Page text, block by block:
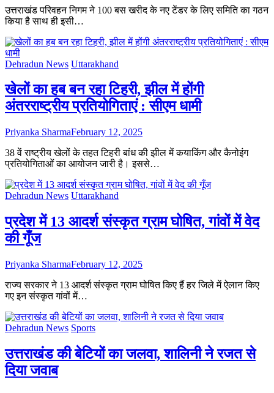
उत्तराखंड परिवहन निगम ने 100 बस खरीद के नए टेंडर के लिए समिति का गठन
किया है साथ ही इसी…
Dehradun News Uttarakhand
खेलों का हब बन रहा टिहरी, झील में होंगी
अंतरराष्ट्रीय प्रतियोगिताएं : सीएम धामी
Priyanka SharmaFebruary 12, 2025
38 वें राष्ट्रीय खेलों के तहत टिहरी बांध की झील में कयाकिंग और कैनोइंग
प्रतियोगिताओं का आयोजन जारी है। इससे…
Dehradun News Uttarakhand
प्रदेश में 13 आदर्श संस्कृत ग्राम घोषित, गांवों में वेद
की गूँज
Priyanka SharmaFebruary 12, 2025
राज्य सरकार ने 13 आदर्श संस्कृत ग्राम घोषित किए हैं हर जिले में ऐलान किए
गए इन संस्कृत गांवों में…
Dehradun News Sports
उत्तराखंड की बेटियों का जलवा, शालिनी ने रजत से
दिया जवाब